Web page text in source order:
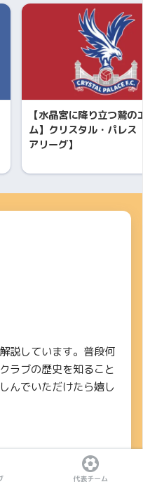
【水晶宮に降り立つ鷲の
ム】クリスタル・パレス
アリーグ】
説しています。普段何
ラブの歴史を知ること
んでいただけたら嬉し
代表チーム